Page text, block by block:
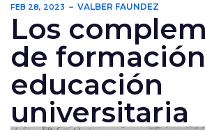
FEB 28, 2023 VALBER FAUNDEZ
Los
de
educación
universitaria